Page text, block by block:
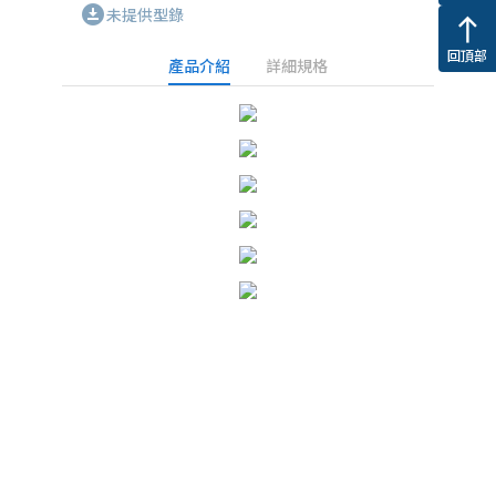
download_for_offline未提供型錄
產品介紹 詳細規格
north
回頂部